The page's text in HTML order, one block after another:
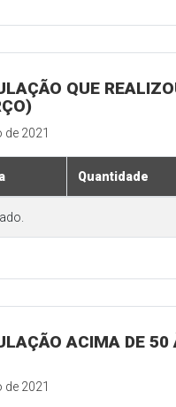
QUE
de 2021
Quantidade
ACIMA DE 50
de 2021